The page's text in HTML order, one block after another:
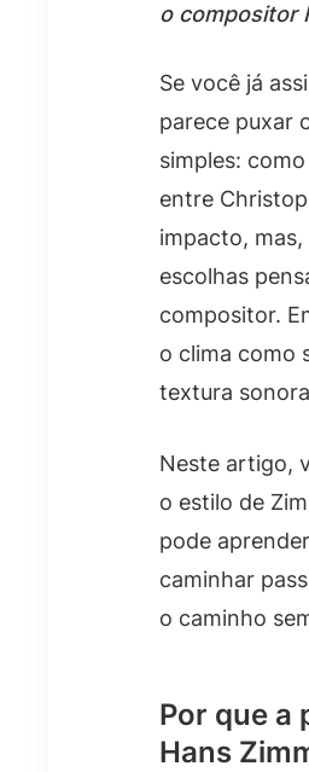
o compositor
Se você já
parece puxar
simples:
entre
impacto,
escolhas
compositor.
o clima como
textura
Neste artigo,
o estilo de
pode
caminhar
o caminho
Por que a
Hans